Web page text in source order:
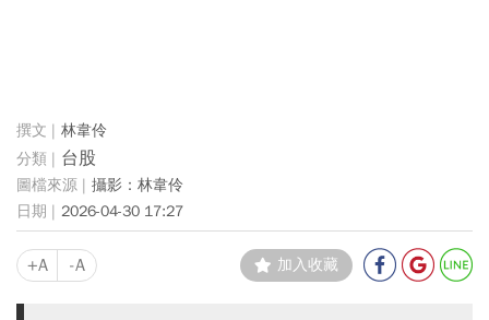
林韋伶
台股
攝影：林韋伶
2026-04-30 17:27
+A -A 加入收藏